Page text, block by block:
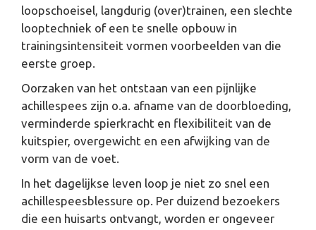
loopschoeisel, langdurig (over)trainen, een slechte
looptechniek of een te snelle opbouw in
trainingsintensiteit vormen voorbeelden van die
eerste groep.
Oorzaken van het ontstaan van een pijnlijke
achillespees zijn o.a. afname van de doorbloeding,
verminderde spierkracht en flexibiliteit van de
kuitspier, overgewicht en een afwijking van de
vorm van de voet.
In het dagelijkse leven loop je niet zo snel een
achillespeesblessure op. Per duizend bezoekers
die een huisarts ontvangt, worden er ongeveer